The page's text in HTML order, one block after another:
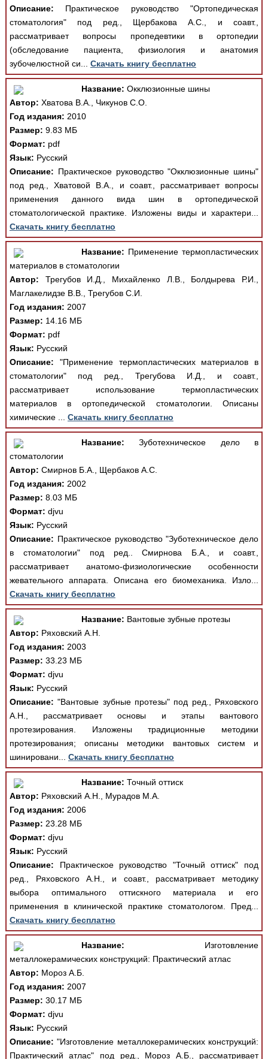
Описание: Практическое руководство "Ортопедическая
стоматология" под ред., Щербакова А.С., и соавт.,
рассматривает вопросы пропедевтики в ортопедии
(обследование пациента, физиология и анатомия
зубочелюстной си... Скачать книгу бесплатно
Название: Окклюзионные шины
Автор: Хватова В.А., Чикунов С.О.
Год издания: 2010
Размер: 9.83 МБ
Формат: pdf
Язык: Русский
Описание: Практическое руководство "Окклюзионные шины"
под ред., Хватовой В.А., и соавт., рассматривает вопросы
применения данного вида шин в ортопедической
стоматологической практике. Изложены виды и характери...
Скачать книгу бесплатно
Название: Применение термопластических
материалов в стоматологии
Автор: Трегубов И.Д., Михайленко Л.В., Болдырева Р.И.,
Маглакелидзе В.В., Трегубов С.И.
Год издания: 2007
Размер: 14.16 МБ
Формат: pdf
Язык: Русский
Описание: "Применение термопластических материалов в
стоматологии" под ред., Трегубова И.Д., и соавт.,
рассматривает использование термопластических
материалов в ортопедической стоматологии. Описаны
химические ... Скачать книгу бесплатно
Название: Зуботехническое дело в
стоматологии
Автор: Смирнов Б.А., Щербаков А.С.
Год издания: 2002
Размер: 8.03 МБ
Формат: djvu
Язык: Русский
Описание: Практическое руководство "Зуботехническое дело
в стоматологии" под ред.. Смирнова Б.А., и соавт.,
рассматривает анатомо-физиологические особенности
жевательного аппарата. Описана его биомеханика. Изло...
Скачать книгу бесплатно
Название: Вантовые зубные протезы
Автор: Ряховский А.Н.
Год издания: 2003
Размер: 33.23 МБ
Формат: djvu
Язык: Русский
Описание: "Вантовые зубные протезы" под ред., Ряховского
А.Н., рассматривает основы и этапы вантового
протезирования. Изложены традиционные методики
протезирования; описаны методики вантовых систем и
шинировани... Скачать книгу бесплатно
Название: Точный оттиск
Автор: Ряховский А.Н., Мурадов М.А.
Год издания: 2006
Размер: 23.28 МБ
Формат: djvu
Язык: Русский
Описание: Практическое руководство "Точный оттиск" под
ред., Ряховского А.Н., и соавт., рассматривает методику
выбора оптимального оттискного материала и его
применения в клинической практике стоматологом. Пред...
Скачать книгу бесплатно
Название: Изготовление
металлокерамических конструкций: Практический атлас
Автор: Мороз А.Б.
Год издания: 2007
Размер: 30.17 МБ
Формат: djvu
Язык: Русский
Описание: "Изготовление металлокерамических конструкций:
Практический атлас" под ред., Мороз А.Б., рассматривает